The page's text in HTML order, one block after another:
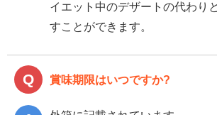
イエット中のデザートの代わり
すことができます。
賞味期限はいつですか?